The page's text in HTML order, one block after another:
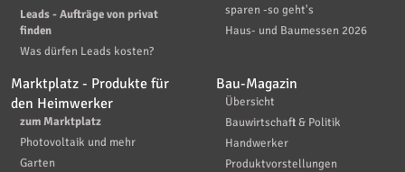
Leads - Aufträge von privat
finden
Was dürfen Leads kosten?
sparen -so geht's
Haus- und Baumessen 2026
Marktplatz - Produkte für
den Heimwerker
zum Marktplatz
Photovoltaik und mehr
Garten
Bau-Magazin
Übersicht
Bauwirtschaft & Politik
Handwerker
Produktvorstellungen